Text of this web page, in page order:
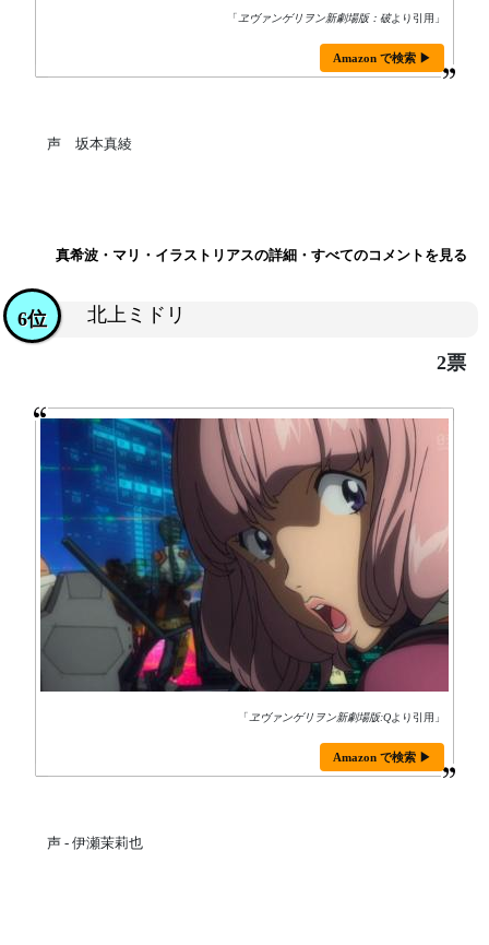
「 ヱヴァンゲリヲン新劇場版：破より引用」
Amazon で検索 ▶
声 坂本真綾
真希波・マリ・イラストリアスの詳細・すべてのコメントを見る
北上ミドリ
6位
2票
「 ヱヴァンゲリヲン新劇場版:Qより引用」
Amazon で検索 ▶
声 - 伊瀬茉莉也